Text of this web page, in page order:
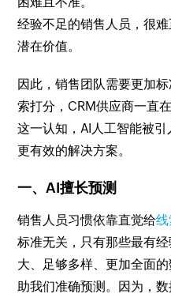
经验不足的销售人员，很
潜在价值。
因此，销售团队需要更加
索打分，CRM供应商一直
这一认知，AI人工智能被引
更有效的解决方案。
一、AI擅长预测
销售人员习惯依靠直觉给
标准无关，只有那些最有
大、足够多样、更加全面
助我们准确预测。因为，数